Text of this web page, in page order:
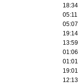
18:34
05:11
05:07
19:14
13:59
01:06
01:01
19:01
12:13